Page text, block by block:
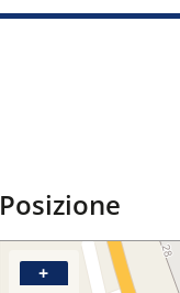
Posizione
+